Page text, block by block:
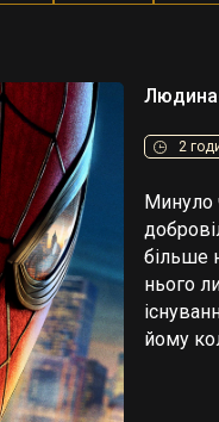
2
Минуло
більше
нього
йому